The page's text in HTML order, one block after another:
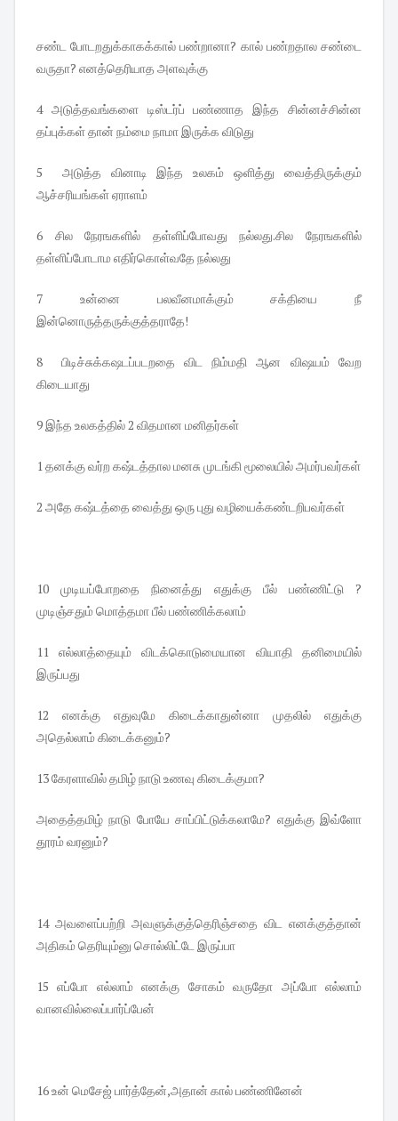
சண்ட போடறதுக்காகக்கால் பண்றானா? கால் பண்றதால சண்டை
வருதா? எனத்தெரியாத அளவுக்கு
4 அடுத்தவங்களை டிஸ்டர்ப் பண்ணாத இந்த சின்னச்சின்ன
தப்புக்கள் தான் நம்மை நாமா இருக்க விடுது
5 அடுத்த வினாடி இந்த உலகம் ஒளித்து வைத்திருக்கும்
ஆச்சரியங்கள் ஏராளம்
6 சில நேரஙகளில் தள்ளிப்போவது நல்லது.சில நேரஙகளில்
தள்ளிப்போடாம எதிர்கொள்வதே நல்லது
7 உன்னை பலவீனமாக்கும் சக்தியை நீ
இன்னொருத்தருக்குத்தராதே!
8 பிடிச்சுக்கஷடப்படறதை விட நிம்மதி ஆன விஷயம் வேற
கிடையாது
9 இந்த உலகத்தில் 2 விதமான மனிதர்கள்
1 தனக்கு வர்ற கஷ்டத்தால மனசு முடங்கி மூலையில் அமர்பவர்கள்
2 அதே கஷ்டத்தை வைத்து ஒரு புது வழியைக்கண்டறிபவர்கள்
10 முடியப்போறதை நினைத்து எதுக்கு பீல் பண்ணிட்டு ?
முடிஞ்சதும் மொத்தமா பீல் பண்ணிக்கலாம்
11 எல்லாத்தையும் விடக்கொடுமையான வியாதி தனிமையில்
இருப்பது
12 எனக்கு எதுவுமே கிடைக்காதுன்னா முதலில் எதுக்கு
அதெல்லாம் கிடைக்கனும்?
13 கேரளாவில் தமிழ் நாடு உணவு கிடைக்குமா?
அதைத்தமிழ் நாடு போயே சாப்பிட்டுக்கலாமே? எதுக்கு இவ்ளோ
தூரம் வரனும்?
14 அவளைப்பற்றி அவளுக்குத்தெரிஞ்சதை விட எனக்குத்தான்
அதிகம் தெரியும்னு சொல்லிட்டே இருப்பா
15 எப்போ எல்லாம் எனக்கு சோகம் வருதோ அப்போ எல்லாம்
வானவில்லைப்பார்ப்பேன்
16 உன் மெசேஜ் பார்த்தேன்,அதான் கால் பண்ணினேன்